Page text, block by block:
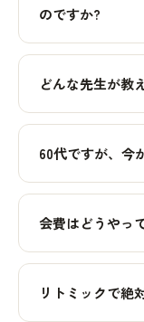
のですか?
どんな先生が教
60代ですが、今
会費はどうやっ
リトミックで絶